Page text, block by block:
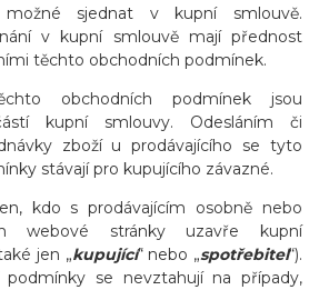
sjednat v kupní smlouvě.
v kupní smlouvě mají přednost
těchto obchodních podmínek.
obchodních podmínek jsou
kupní smlouvy. Odesláním či
zboží u prodávajícího se tyto
stávají pro kupujícího závazné.
kdo s prodávajícím osobně nebo
webové stránky uzavře kupní
jen „kupující“ nebo „spotřebitel“).
podmínky se nevztahují na případy,